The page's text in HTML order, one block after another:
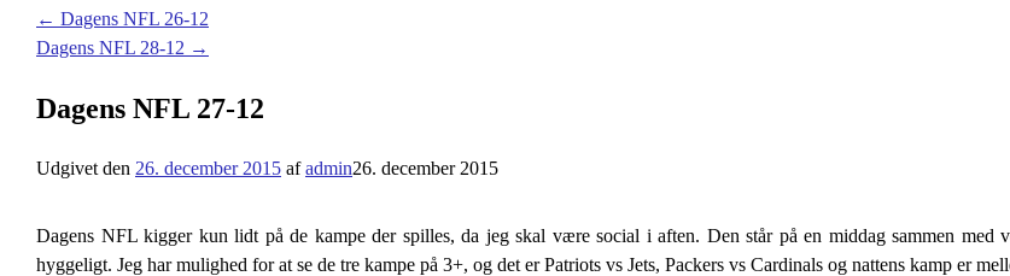
← Dagens NFL 26-12
Dagens NFL 28-12 →
Dagens NFL 27-12
Udgivet den 26. december 2015 afadmin26. december 2015
Dagens NFL kigger kun lidt på de kampe der spilles, da jeg skal være social i aften. Den står på en middag sammen med
hyggeligt. Jeg har mulighed for at se de tre kampe på 3+, og det er Patriots vs Jets, Packers vs Cardinals og nattens kamp er